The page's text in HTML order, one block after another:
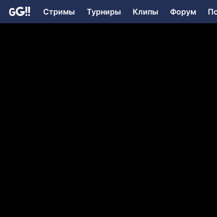
Стримы Турниры Клипы Форум